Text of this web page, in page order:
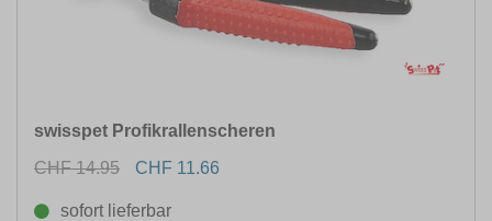
swisspet Profikrallenscheren
CHF 14.95
CHF 11.66
sofort lieferbar